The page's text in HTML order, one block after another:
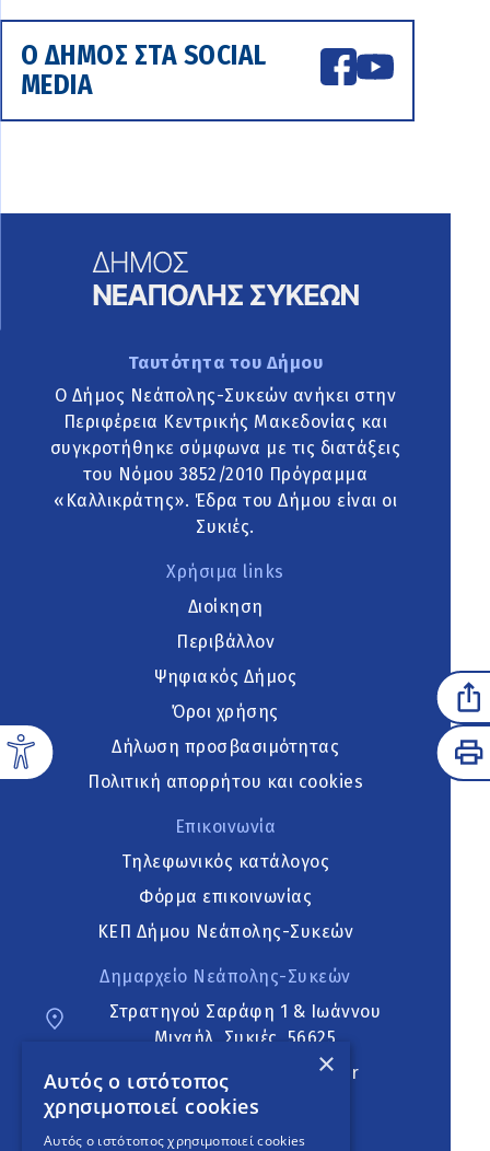
Ο ΔΗΜΟΣ ΣΤΑ SOCIAL
MEDIA
Ταυτότητα του Δήμου
Ο Δήμος Νεάπολης-Συκεών ανήκει στην
Περιφέρεια Κεντρικής Μακεδονίας και
συγκροτήθηκε σύμφωνα με τις διατάξεις
του Νόμου 3852/2010 Πρόγραμμα
«Καλλικράτης». Έδρα του Δήμου είναι οι
Συκιές.
Χρήσιμα links
Διοίκηση
Περιβάλλον
Ψηφιακός Δήμος
Όροι χρήσης
Δήλωση προσβασιμότητας
Πολιτική απορρήτου και cookies
Επικοινωνία
Τηλεφωνικός κατάλογος
Φόρμα επικοινωνίας
ΚΕΠ Δήμου Νεάπολης-Συκεών
Δημαρχείο Νεάπολης-Συκεών
Στρατηγού Σαράφη 1 & Ιωάννου
Μιχαήλ, Συκιές, 56625
neapoli.sykies@ddt.gov.gr
Ακολουθήστε
×
Αυτός ο ιστότοπος
χρησιμοποιεί cookies
Αυτός ο ιστότοπος χρησιμοποιεί cookies